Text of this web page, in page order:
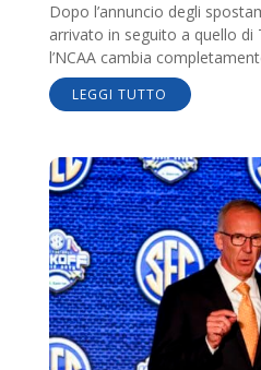
Dopo l’annuncio degli
arrivato in seguito a quello di
l’NCAA cambia
LEGGI TUTTO